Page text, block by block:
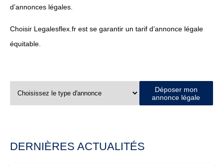
d’annonces légales.
Choisir Legalesflex.fr est se garantir un tarif d’annonce légale
équitable.
Déposer mon
annonce légale
DERNIÈRES ACTUALITÉS